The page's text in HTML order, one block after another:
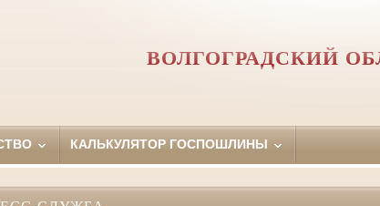
ВОЛГОГРАДСКИЙ
КАЛЬКУЛЯТОР ГОСПОШЛИНЫ